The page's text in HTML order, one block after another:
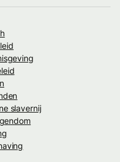
slavernij